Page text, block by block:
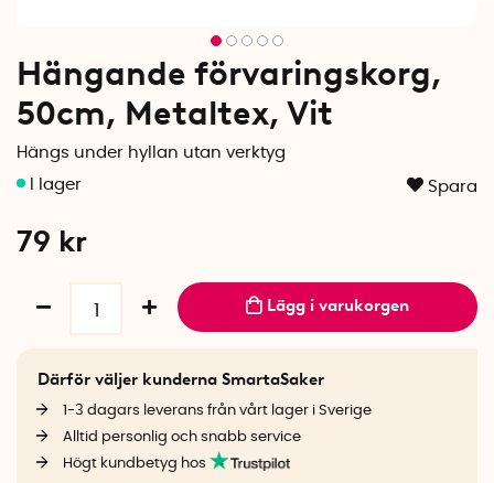
Hängande förvaringskorg,
50cm, Metaltex, Vit
Hängs under hyllan utan verktyg
Spara
79 kr
Lägg i varukorgen
Därför väljer kunderna SmartaSaker
1-3 dagars leverans från vårt lager i Sverige
Alltid personlig och snabb service
Högt kundbetyg hos